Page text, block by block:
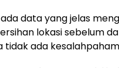
data yang jelas
lokasi sebelum
tidak ada